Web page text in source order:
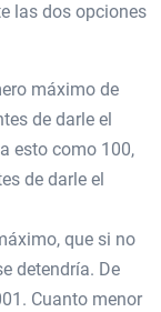
las dos opciones
máximo de
de darle el
esto como 100,
de darle el
que si no
detendría. De
Cuanto menor